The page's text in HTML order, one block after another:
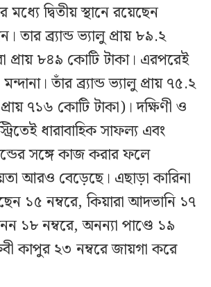
মধ্যে দ্বিতীয় স্থানে রয়েছেন
তার ব্র্যান্ড ভ্যালু প্রায় ৮৯.২
প্রায় ৮৪৯ কোটি টাকা। এরপরেই
তাঁর ব্র্যান্ড ভ্যালু প্রায় ৭৫.২
৭১৬ কোটি টাকা)। দক্ষিণী ও
ধারাবাহিক সাফল্য এবং
সঙ্গে কাজ করার ফলে
আরও বেড়েছে। এছাড়া কারিনা
১৫ নম্বরে, কিয়ারা আদভানি ১৭
১৮ নম্বরে, অনন্যা পাণ্ডে ১৯
কাপুর ২৩ নম্বরে জায়গা করে